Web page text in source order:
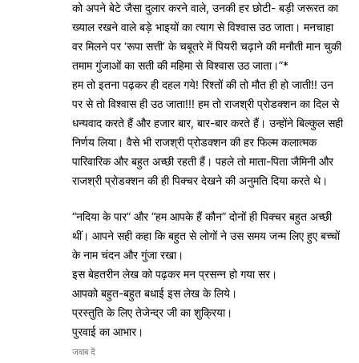
को अपने बेटे जैसा दुलार करने वाले, उनकी हर छोटी- बड़ी जरूरत का
ख्याल रखने वाले बड़े भाइयों का त्याग से विश्वास उठ जाता। मनचाहा
वर मिलने पर ‘रूपा सत्ती’ के चबूतरे में पियरी चढ़ाने की मनौती मान चुकी
तमाम गुंजाओं का सती की महिमा से विश्वास उठ जाता।”*
हम तो इतना पढ़कर ही दहल गये! रिश्तों की तो मौत ही हो जाती!! उन
पर से तो विश्वास ही उठ जाता!!! हम तो राजश्री प्रोडक्शन का दिल से
धन्यवाद करते हैं और हजार बार, बार-बार करते हैं। उन्होंने बिल्कुल सही
निर्णय लिया। वैसे भी राजश्री प्रोडक्शन की हर फिल्म कलात्मक
पारिवारिक और बहुत अच्छी रहती हैं। पहले तो माता-पिता जैमिनी और
राजश्री प्रोडक्शन की ही पिक्चर देखने की अनुमति दिया करते थे।
“नदिया के पार” और “हम आपके हैं कौन” दोनों ही पिक्चर बहुत अच्छी
थीं। आपने सही कहा कि बहुत से लोगों ने उस समय जन्म लिए हुए बच्चों
के नाम चंदन और गुंजा रखा।
इस बेहतरीन लेख को पढ़कर मन प्रसन्न हो गया सर।
आपको बहुत-बहुत बधाई इस लेख के लिये।
प्रस्तुति के लिए तेजेन्द्र जी का शुक्रिया।
पुरवाई का आभार।
जवाब दें